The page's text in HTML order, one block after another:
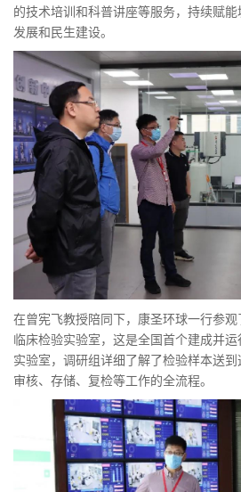
的技术培训和科普讲座等服务，持续赋
发展和民生建设。
在曾宪飞教授陪同下，康圣环球一行参
临床检验实验室，这是全国首个建成并
实验室，调研组详细了解了检验样本送到
审核、存储、复检等工作的全流程。